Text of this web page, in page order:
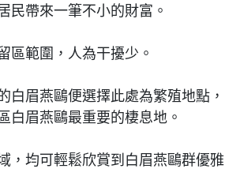
民帶來一筆不小的財富。
區範圍，人為干擾少。
白眉燕鷗便選擇此處為繁殖地點，
白眉燕鷗最重要的棲息地。
，均可輕鬆欣賞到白眉燕鷗群優雅